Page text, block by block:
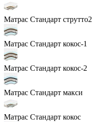
Матрас Стандарт струтто2
Матрас Стандарт кокос-1
Матрас Стандарт кокос-2
Матрас Стандарт макси
Матрас Стандарт кокос